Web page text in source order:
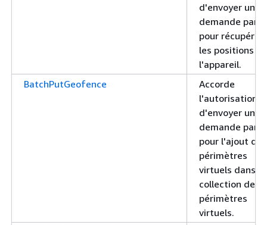
d'envoyer une
demande par
pour récupérer
les positions de
l'appareil.
BatchPutGeofence
Accorde
l'autorisation
d'envoyer une
demande par
pour l'ajout de
périmètres
virtuels dans
collection de
périmètres
virtuels.